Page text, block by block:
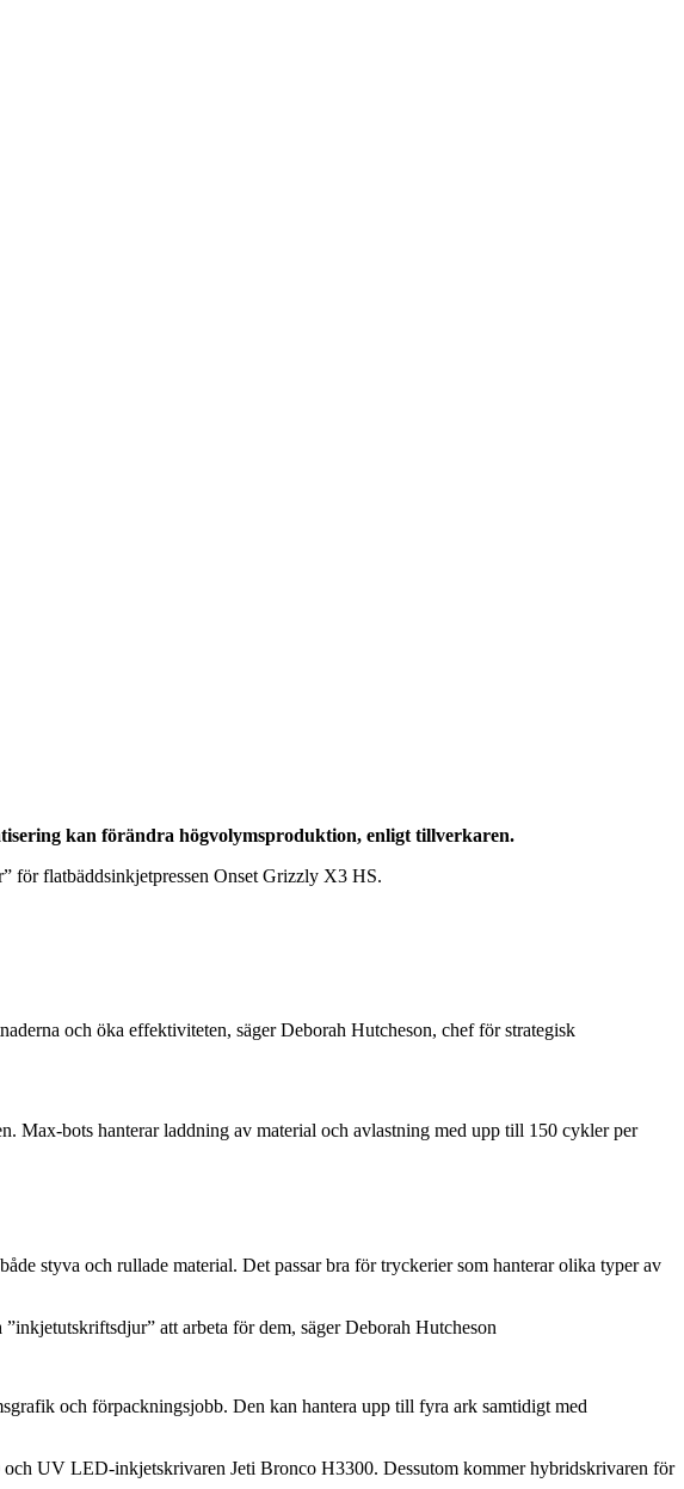
kan förändra högvolymsproduktion, enligt tillverkaren.
för flatbäddsinkjetpressen Onset Grizzly X3 HS.
och öka effektiviteten, säger Deborah Hutcheson, chef för strategisk
Max-bots hanterar laddning av material och avlastning med upp till 150 cykler per
styva och rullade material. Det passar bra för tryckerier som hanterar olika typer av
att arbeta för dem, säger Deborah Hutcheson
och förpackningsjobb. Den kan hantera upp till fyra ark samtidigt med
UV LED-inkjetskrivaren Jeti Bronco H3300. Dessutom kommer hybridskrivaren för